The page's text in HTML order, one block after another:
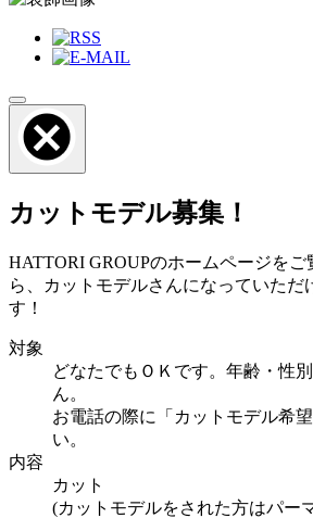
カットモデル募集！
HATTORI GROUPのホームページを
ら、カットモデルさんになっていただ
す！
対象
どなたでもＯＫです。年齢・性
ん。
お電話の際に「カットモデル希
い。
内容
カット
(カットモデルをされた方はパー